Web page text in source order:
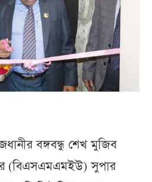
বঙ্গবন্ধু শেখ মুজিব
(বিএসএমএমইউ) সুপার